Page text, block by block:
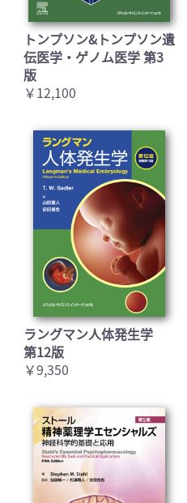
トンプソン&トンプソン遺
伝医学・ゲノム医学 第3
版
￥12,100
ラングマン人体発生学
第12版
￥9,350